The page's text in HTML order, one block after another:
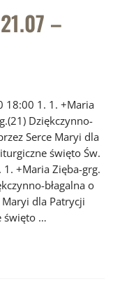
–
18:00 1. 1. +Maria
Dziękczynno-
Serce Maryi dla
święto Św.
+Maria Zięba-grg.
błagalna o
Maryi dla Patrycji
święto …